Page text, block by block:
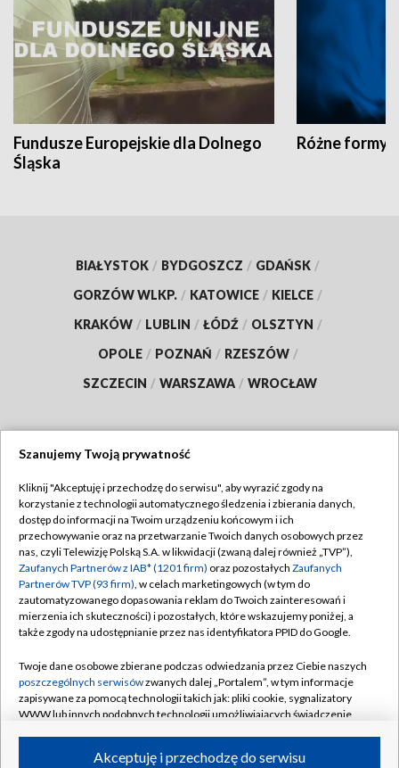
Fundusze Europejskie dla Dolnego
Śląska
Różne formy
BIAŁYSTOK / BYDGOSZCZ / GDAŃSK /
GORZÓW WLKP. / KATOWICE / KIELCE /
KRAKÓW / LUBLIN / ŁÓDŹ / OLSZTYN /
OPOLE / POZNAŃ / RZESZÓW /
SZCZECIN / WARSZAWA / WROCŁAW
TVP
Abonament TVP
Emisja w TVP
Centrum informacji TVP
Naziemna Telewizja Cyfrowa
Rada Programowa
System NOS
Informacje o nadawcy
Regulamin TVP
Polityka prywatności
Moje zgody
Pomoc
Kontakt
Kanały
Szanujemy Twoją prywatność
Kliknij "Akceptuję i przechodzę do serwisu", aby wyrazić zgody na
korzystanie z technologii automatycznego śledzenia i zbierania danych,
dostęp do informacji na Twoim urządzeniu końcowym i ich
przechowywanie oraz na przetwarzanie Twoich danych osobowych przez
nas, czyli Telewizję Polską S.A. w likwidacji (zwaną dalej również „TVP”),
Zaufanych Partnerów z IAB* (1201 firm) oraz pozostałych Zaufanych
Partnerów TVP (93 firm), w celach marketingowych (w tym do
zautomatyzowanego dopasowania reklam do Twoich zainteresowań i
mierzenia ich skuteczności) i pozostałych, które wskazujemy poniżej, a
także zgody na udostępnianie przez nas identyfikatora PPID do Google.
Twoje dane osobowe zbierane podczas odwiedzania przez Ciebie naszych
poszczególnych serwisówzwanych dalej „Portalem”, w tym informacje
zapisywane za pomocą technologii takich jak: pliki cookie, sygnalizatory
WWW lub innych podobnych technologii umożliwiających świadczenie
ruchu w Internecie.Akceptuję i przechodzę do serwisu